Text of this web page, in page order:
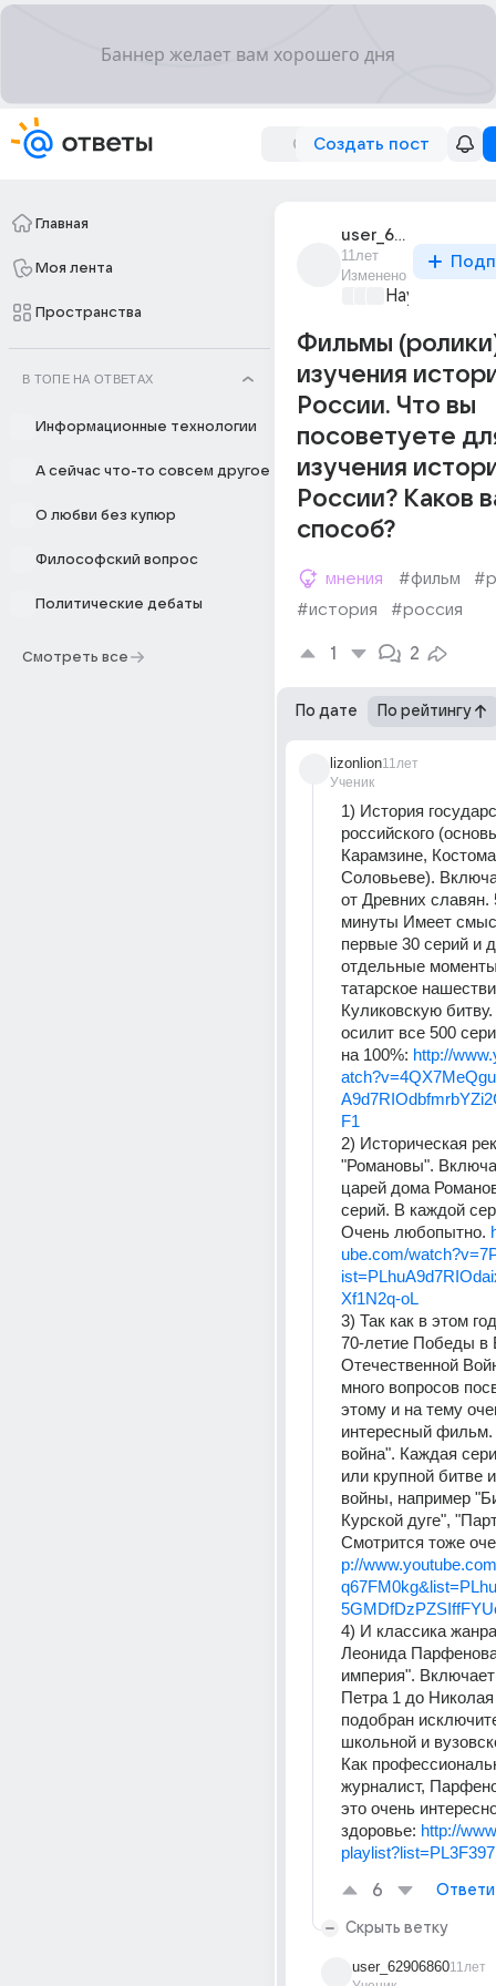
Создать пост
Главная
Моя лента
Пространства
В ТОПЕ НА ОТВЕТАХ
Информационные технологии
А сейчас что-то совсем другое
О любви без купюр
Философский вопрос
Политические дебаты
Смотреть все
user_62906860
11лет
Изменено
Наука
Фильмы
изучения
России. Что вы
посоветуете
изучения
России? Каков
способ?
мнения #фильм
#история
#россия
1 2
По дате По рейтингу
lizonlion
Ученик
11лет
1) История
российского
Карамзине,
Соловьеве).
от Древних славян.
минуты Имеет
первые 30 серий и
отдельные
татарское
Куликовскую
осилит все 500
на 100%: http://
F1
2) Историческая
"Романовы".
царей дома
серий. В каждой
Очень любопытно.
ube.com/
Xf1N2q-oL
3) Так как в этом
70-летие Победы в
Отечественной
много вопросов
этому и на тему
интересный фильм.
война". Каждая
или крупной битве
войны, например
Курской дуге",
Смотрится тоже
p://
4) И классика
Леонида
империя".
Петра 1 до
подобран
школьной и
Как
журналист,
это очень
здоровье: http://
6
Скрыть ветку
user_6290686011лет